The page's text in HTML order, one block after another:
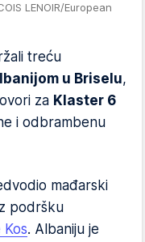
LENOIR/European
treću
u Briselu,
za Klaster 6
i odbrambenu
mađarski
podršku
. Albaniju je